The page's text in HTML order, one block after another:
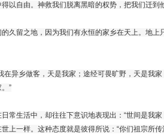
以自由。神救我们脱离黑暗的权势，把我们迁到
久留之地，因为我们有永恒的家乡在天上。地上
在异乡做客，天是我家；途经可畏旷野，天是我
”
常生活中，却往往下意识地表现出：“世间是我
上一样。这种态度就是彼得所说：“你们祖宗所传